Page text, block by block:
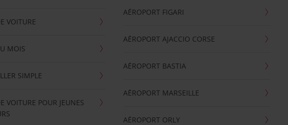
VOITURE
MOIS
SIMPLE
VOITURE POUR JEUNES
AÉROPORT FIGARI
AÉROPORT AJACCIO CORSE
AÉROPORT BASTIA
AÉROPORT MARSEILLE
AÉROPORT ORLY